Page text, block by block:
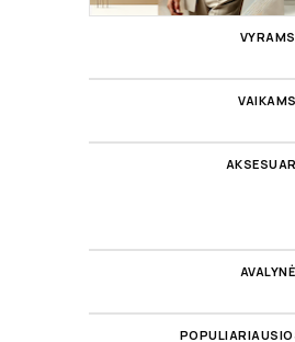
VYRAMS
VAIKAMS
AVALYNĖ